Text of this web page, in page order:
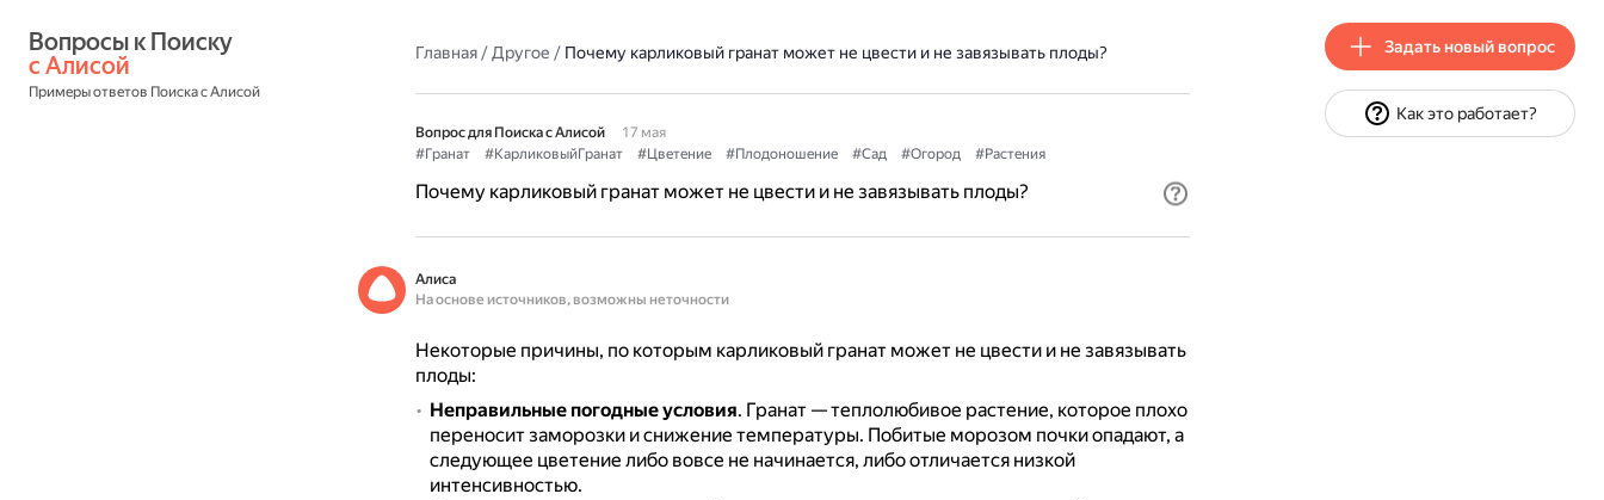
с Алисой
Примеры ответов Поиска с Алисой
Главная/Другое / Почему карликовый гранат может не цвести и не завязывать плоды?
Вопрос для Поиска с Алисой
17 мая
#Гранат
#КарликовыйГранат #Цветение #Плодоношение #Сад #Огород #Растения
Почему карликовый гранат может не цвести и не завязывать плоды?
Алиса
На основе источников, возможны неточности
Некоторые причины, по которым карликовый гранат может не цвести и не завязывать
плоды:
Неправильные погодные условия. Гранат — теплолюбивое растение, которое плохо
переносит заморозки и снижение температуры. Побитые морозом почки опадают, а
следующее цветение либо вовсе не начинается, либо отличается низкой
интенсивностью.
Задать новый вопрос
Как это работает?